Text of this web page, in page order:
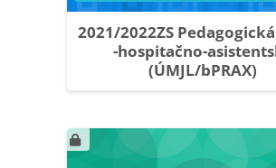
2021/2022ZS
-hospitačno-
(ÚMJL/bPRAX)